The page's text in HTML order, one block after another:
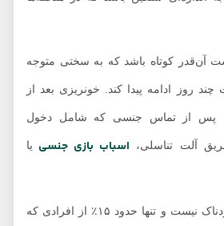
کوتاه باشد که به سختی متوجه
ادامه پیدا کند. خونریزی بعد از
از تماس جنسی که شامل دخول
آلت تناسلی،اسباب‌ بازی جنسییا
این خونریزی معمولاً دردناک نیست و تنها حدود ۱۵٪ از افرادی که